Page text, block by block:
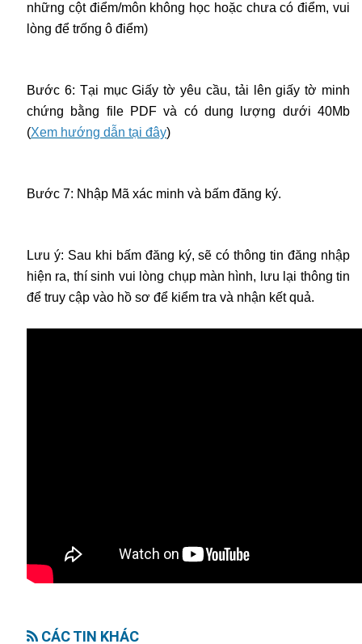
những cột điểm/môn không học hoặc chưa có điểm, vui
lòng để trống ô điểm)
Bước 6: Tại mục Giấy tờ yêu cầu, tải lên giấy tờ minh
chứng bằng file PDF và có dung lượng dưới 40Mb
(Xem hướng dẫn tại đây)
Bước 7: Nhập Mã xác minh và bấm đăng ký.
Lưu ý: Sau khi bấm đăng ký, sẽ có thông tin đăng nhập
hiện ra, thí sinh vui lòng chụp màn hình, lưu lại thông tin
để truy cập vào hồ sơ để kiểm tra và nhận kết quả.
CÁC TIN KHÁC